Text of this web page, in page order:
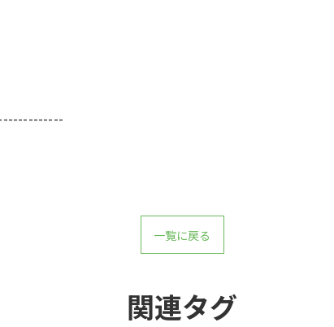
一覧に戻る
関連タグ